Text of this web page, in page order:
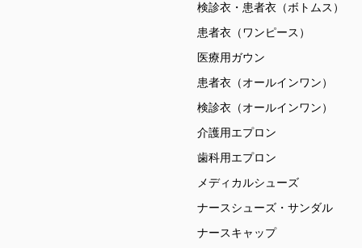
検診衣・患者衣（ボトムス）
患者衣（ワンピース）
医療用ガウン
患者衣（オールインワン）
検診衣（オールインワン）
介護用エプロン
歯科用エプロン
メディカルシューズ
ナースシューズ・サンダル
ナースキャップ